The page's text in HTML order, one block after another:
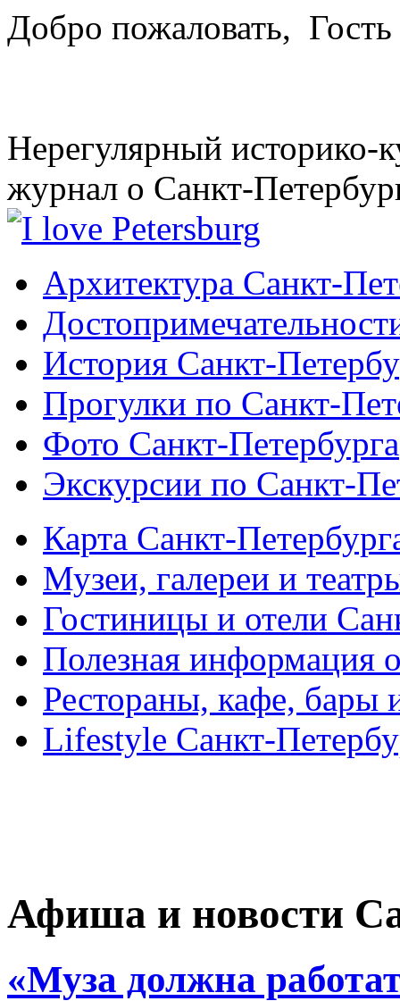
Добро пожаловать, Гость
Нерегулярный историко-
журнал о Санкт-
Архитектура Санкт-
История Санкт-
Прогулки по Санкт-
Фото Санкт-Петербурга
Экскурсии по Санкт-
Карта Санкт-
Музеи, галереи и
Гостиницы и отели
Полезная информация
Рестораны, кафе, бары
Lifestyle Санкт-
Афиша и новости
«Муза должна